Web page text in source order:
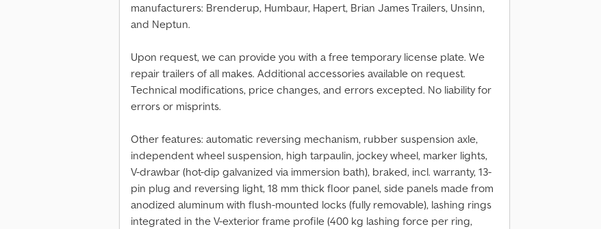
manufacturers: Brenderup, Humbaur, Hapert, Brian James Trailers, Unsinn,
and Neptun.
Upon request, we can provide you with a free temporary license plate. We
repair trailers of all makes. Additional accessories available on request.
Technical modifications, price changes, and errors excepted. No liability for
errors or misprints.
Other features: automatic reversing mechanism, rubber suspension axle,
independent wheel suspension, high tarpaulin, jockey wheel, marker lights,
V-drawbar (hot-dip galvanized via immersion bath), braked, incl. warranty, 13-
pin plug and reversing light, 18 mm thick floor panel, side panels made from
anodized aluminum with flush-mounted locks (fully removable), lashing rings
integrated in the V-exterior frame profile (400 kg lashing force per ring,